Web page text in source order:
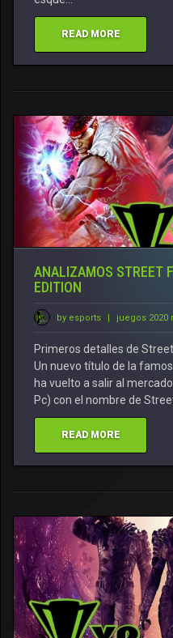
READ MORE
ANALIZAMOS STREET
EDITION
by esports juegos 2020
Primeros detalles de
Un nuevo título de la
ha vuelto a salir al
Pc) con el nombre de
READ MORE